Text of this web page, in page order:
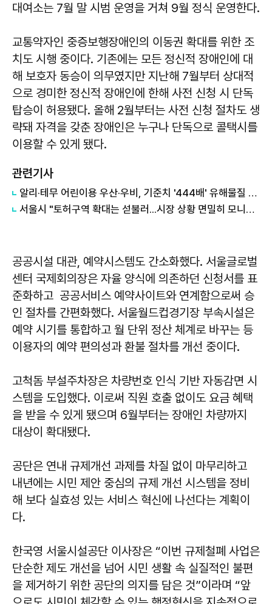
대여소는 7월 말 시범 운영을 거쳐 9월 정식 운영한다.
교통약자인 중증보행장애인의 이동권 확대를 위한 조
치도 시행 중이다. 기존에는 모든 정신적 장애인에 대
해 보호자 동승이 의무였지만 지난해 7월부터 상대적
으로 경미한 정신적 장애인에 한해 사전 신청 시 단독
탑승이 허용됐다. 올해 2월부터는 사전 신청 절차도 생
략돼 자격을 갖춘 장애인은 누구나 단독으로 콜택시를
이용할 수 있게 됐다.
관련기사
알리·테무 어린이용 우산·우비, 기준치 '444배' 유해물질 검출
서울시 "토허구역 확대는 섣불러...시장 상황 면밀히 모니터링"
공공시설 대관, 예약시스템도 간소화했다. 서울글로벌
센터 국제회의장은 자율 양식에 의존하던 신청서를 표
준화하고 공공서비스 예약사이트와 연계함으로써 승
인 절차를 간편화했다. 서울월드컵경기장 부속시설은
예약 시기를 통합하고 월 단위 정산 체계로 바꾸는 등
이용자의 예약 편의성과 환불 절차를 개선 중이다.
고척돔 부설주차장은 차량번호 인식 기반 자동감면 시
스템을 도입했다. 이로써 직원 호출 없이도 요금 혜택
을 받을 수 있게 됐으며 6월부터는 장애인 차량까지
대상이 확대됐다.
공단은 연내 규제개선 과제를 차질 없이 마무리하고
내년에는 시민 제안 중심의 규제 개선 시스템을 정비
해 보다 실효성 있는 서비스 혁신에 나선다는 계획이
다.
한국영 서울시설공단 이사장은 “이번 규제철폐 사업은
단순한 제도 개선을 넘어 시민 생활 속 실질적인 불편
을 제거하기 위한 공단의 의지를 담은 것”이라며 “앞